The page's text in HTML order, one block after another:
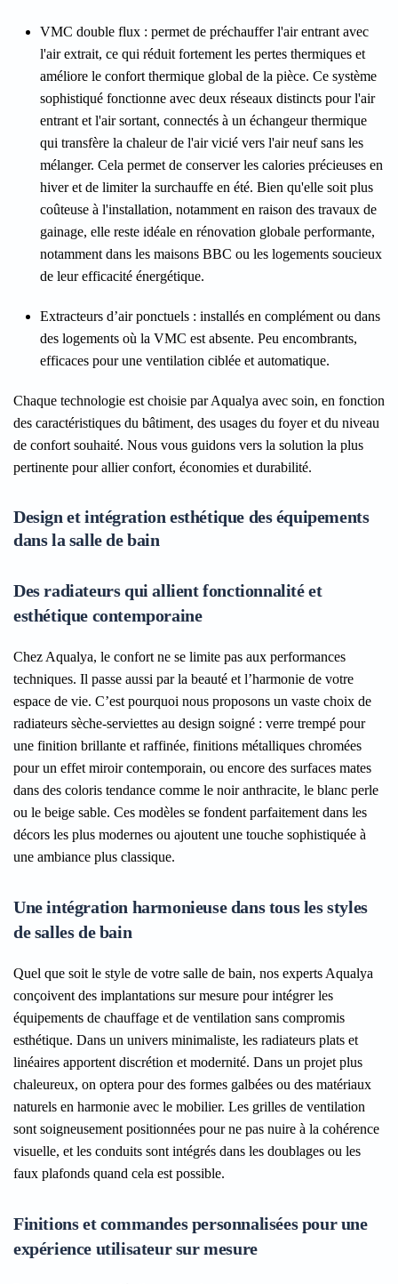
VMC double flux : permet de préchauffer l'air entrant avec
l'air extrait, ce qui réduit fortement les pertes thermiques et
améliore le confort thermique global de la pièce. Ce système
sophistiqué fonctionne avec deux réseaux distincts pour l'air
entrant et l'air sortant, connectés à un échangeur thermique
qui transfère la chaleur de l'air vicié vers l'air neuf sans les
mélanger. Cela permet de conserver les calories précieuses en
hiver et de limiter la surchauffe en été. Bien qu'elle soit plus
coûteuse à l'installation, notamment en raison des travaux de
gainage, elle reste idéale en rénovation globale performante,
notamment dans les maisons BBC ou les logements soucieux
de leur efficacité énergétique.
Extracteurs d’air ponctuels : installés en complément ou dans
des logements où la VMC est absente. Peu encombrants,
efficaces pour une ventilation ciblée et automatique.
Chaque technologie est choisie par Aqualya avec soin, en fonction
des caractéristiques du bâtiment, des usages du foyer et du niveau
de confort souhaité. Nous vous guidons vers la solution la plus
pertinente pour allier confort, économies et durabilité.
Design et intégration esthétique des équipements
dans la salle de bain
Des radiateurs qui allient fonctionnalité et
esthétique contemporaine
Chez Aqualya, le confort ne se limite pas aux performances
techniques. Il passe aussi par la beauté et l’harmonie de votre
espace de vie. C’est pourquoi nous proposons un vaste choix de
radiateurs sèche-serviettes au design soigné : verre trempé pour
une finition brillante et raffinée, finitions métalliques chromées
pour un effet miroir contemporain, ou encore des surfaces mates
dans des coloris tendance comme le noir anthracite, le blanc perle
ou le beige sable. Ces modèles se fondent parfaitement dans les
décors les plus modernes ou ajoutent une touche sophistiquée à
une ambiance plus classique.
Une intégration harmonieuse dans tous les styles
de salles de bain
Quel que soit le style de votre salle de bain, nos experts Aqualya
conçoivent des implantations sur mesure pour intégrer les
équipements de chauffage et de ventilation sans compromis
esthétique. Dans un univers minimaliste, les radiateurs plats et
linéaires apportent discrétion et modernité. Dans un projet plus
chaleureux, on optera pour des formes galbées ou des matériaux
naturels en harmonie avec le mobilier. Les grilles de ventilation
sont soigneusement positionnées pour ne pas nuire à la cohérence
visuelle, et les conduits sont intégrés dans les doublages ou les
faux plafonds quand cela est possible.
Finitions et commandes personnalisées pour une
expérience utilisateur sur mesure